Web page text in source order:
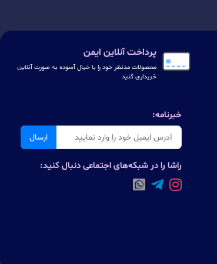
پرداخت آنلاین ایمن
محصولات مدنظر خود را با خیال آسوده به صورت آنلاین
خریداری کنید
خبرنامه:
ارسال
راشا را در شبکه‌های اجتماعی دنبال کنید: